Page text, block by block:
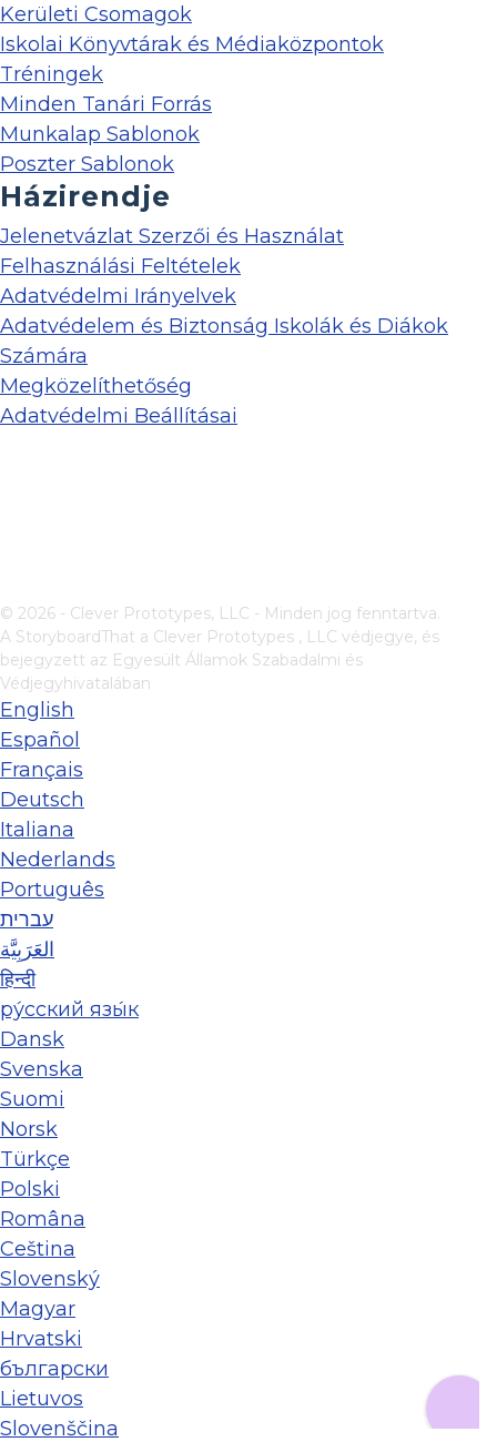
Kerületi Csomagok
Iskolai Könyvtárak és Médiaközpontok
Tréningek
Minden Tanári Forrás
Munkalap Sablonok
Poszter Sablonok
Házirendje
Jelenetvázlat Szerzői és Használat
Felhasználási Feltételek
Adatvédelmi Irányelvek
Adatvédelem és Biztonság Iskolák és Diákok
Számára
Megközelíthetőség
Adatvédelmi Beállításai
© 2026 - Clever Prototypes, LLC - Minden jog fenntartva.
A StoryboardThat a Clever Prototypes , LLC védjegye, és
bejegyzett az Egyesült Államok Szabadalmi és
Védjegyhivatalában
English
Español
Français
Deutsch
Italiana
Nederlands
Português
עברית
العَرَبِيَّة
हिन्दी
ру́сский язы́к
Dansk
Svenska
Suomi
Norsk
Türkçe
Polski
Româna
Ceština
Slovenský
Magyar
Hrvatski
български
Lietuvos
Slovenščina